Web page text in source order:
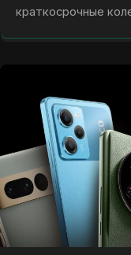
краткосрочные